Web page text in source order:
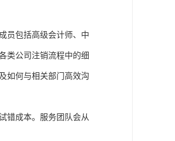
员包括高级会计师、中
类公司注销流程中的细
如何与相关部门高效沟
错成本。服务团队会从